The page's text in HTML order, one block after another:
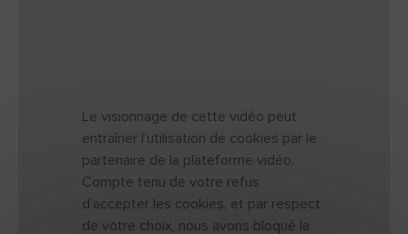
Le visionnage de cette vidéo peut
entraîner l’utilisation de cookies par le
partenaire de la plateforme vidéo.
Compte tenu de votre refus
d’accepter les cookies, et par respect
de votre choix, nous avons bloqué la